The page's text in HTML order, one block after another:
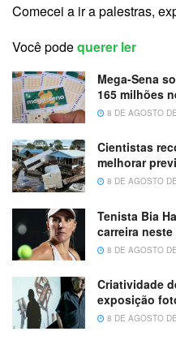
Comecei a ir a palestras,
Você podequerer ler
Mega-Sena
165 milhões
8 DE AGOSTO
Cientistas
melhorar
8 DE AGOSTO
Tenista Bia
carreira
8 DE AGOSTO
Criatividade
exposição
8 DE AGOSTO